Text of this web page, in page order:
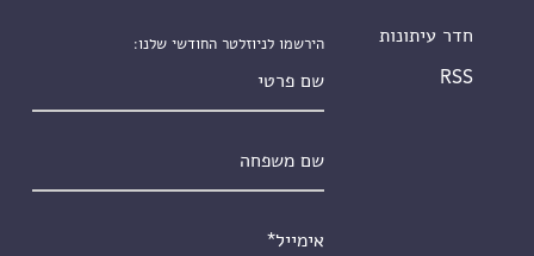
חדר עיתונות
RSS
הירשמו לניוזלטר החודשי שלנו: